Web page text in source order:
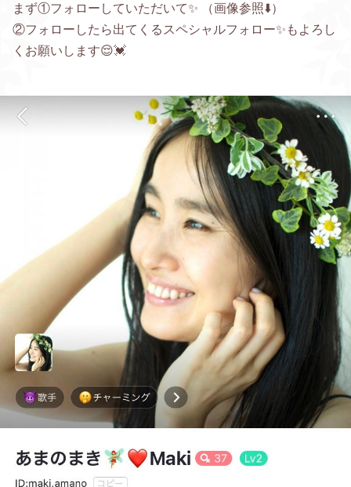
まず①フォローしていただいて✨ （画像参照⬇️）
②フォローしたら出てくるスペシャルフォロー✨もよろし
くお願いします😌💓